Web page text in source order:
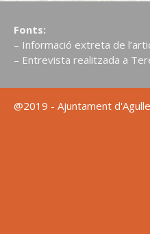
Fonts:
– Informació extreta de
– Entrevista realitzada a
@2019 - Ajuntament